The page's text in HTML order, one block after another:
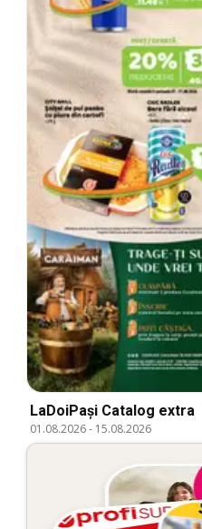
LaDoiPași Catalog extra
01.08.2026- 15.08.2026